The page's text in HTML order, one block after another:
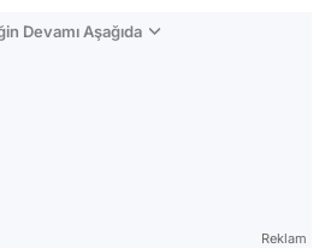
Devamı Aşağıda
Reklam